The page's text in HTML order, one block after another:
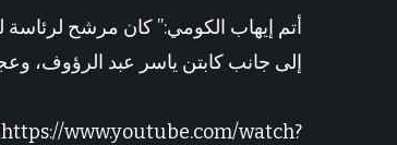
أتم إيهاب الكومي:” كان مرشح لرئاسة
إلى جانب كابتن ياسر عبد الرؤوف،
www.youtube.com/watch?